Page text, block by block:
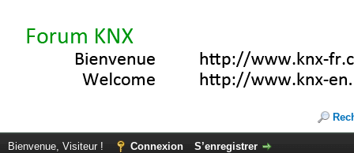
Bienvenue, Visiteur ! Connexion S’enregistrer